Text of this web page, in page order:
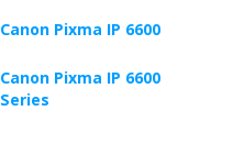
Canon Pixma IP 6600
Canon Pixma IP 6600
Series